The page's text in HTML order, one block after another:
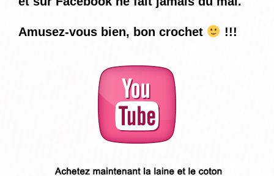
Amusez-vous bien, bon crochet !!!